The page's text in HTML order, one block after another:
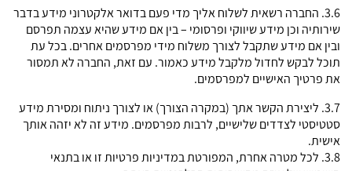
3.6. החברה רשאית לשלוח אליך מדי פעם בדואר אלקטרוני מידע בדבר
שירותיה וכן מידע שיווקי ופרסומי – בין אם מידע שהיא עצמה תפרסם
ובין אם מידע שתקבל לצורך משלוח מידי מפרסמים אחרים. בכל עת
תוכל לבקש לחדול מלקבל מידע כאמור. עם זאת, החברה לא תמסור
את פרטיך האישיים למפרסמים.
3.7. ליצירת הקשר אתך (במקרה הצורך) או לצורך ניתוח ומסירת מידע
סטטיסטי לצדדים שלישיים, לרבות מפרסמים. מידע זה לא יזהה אותך
אישית.
3.8. לכל מטרה אחרת, המפורטת במדיניות פרטיות זו או בתנאי